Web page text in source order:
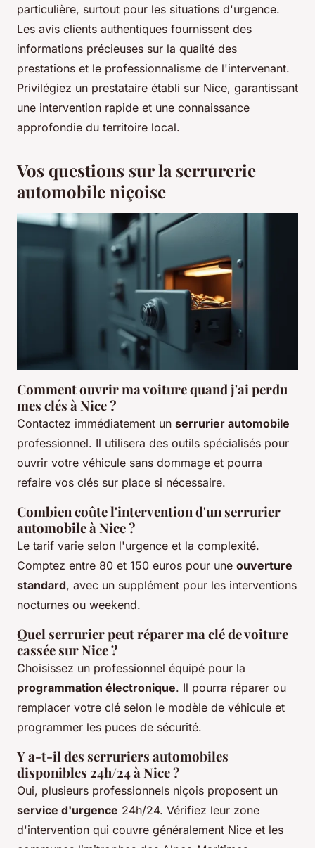
particulière, surtout pour les situations d'urgence.
Les avis clients authentiques fournissent des
informations précieuses sur la qualité des
prestations et le professionnalisme de l'intervenant.
Privilégiez un prestataire établi sur Nice, garantissant
une intervention rapide et une connaissance
approfondie du territoire local.
Vos questions sur la serrurerie
automobile niçoise
Comment ouvrir ma voiture quand j'ai perdu
mes clés à Nice ?
Contactez immédiatement un serrurier automobile
professionnel. Il utilisera des outils spécialisés pour
ouvrir votre véhicule sans dommage et pourra
refaire vos clés sur place si nécessaire.
Combien coûte l'intervention d'un serrurier
automobile à Nice ?
Le tarif varie selon l'urgence et la complexité.
Comptez entre 80 et 150 euros pour une ouverture
standard, avec un supplément pour les interventions
nocturnes ou weekend.
Quel serrurier peut réparer ma clé de voiture
cassée sur Nice ?
Choisissez un professionnel équipé pour la
programmation électronique. Il pourra réparer ou
remplacer votre clé selon le modèle de véhicule et
programmer les puces de sécurité.
Y a-t-il des serruriers automobiles
disponibles 24h/24 à Nice ?
Oui, plusieurs professionnels niçois proposent un
service d'urgence 24h/24. Vérifiez leur zone
d'intervention qui couvre généralement Nice et les